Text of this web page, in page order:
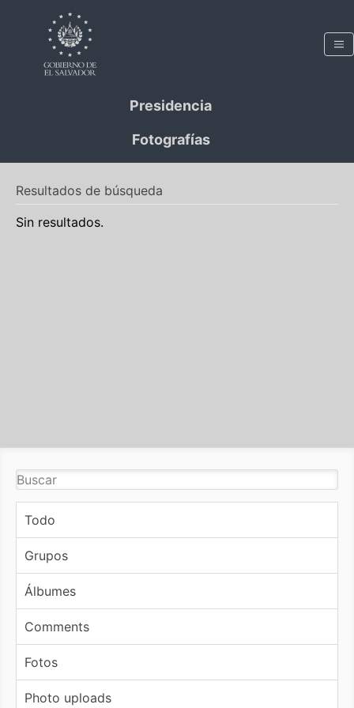
Presidencia
Fotografías
Resultados de búsqueda
Sin resultados.
Todo
Grupos
Álbumes
Comments
Fotos
Photo uploads